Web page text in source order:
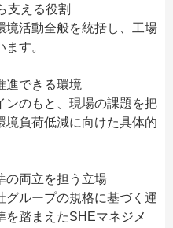
支える役割
境活動全般を統括し、工場
す。
進できる環境
ンのもと、現場の課題を把
境負荷低減に向けた具体的
両立を担う立場
グループの規格に基づく運
を踏まえたSHEマネジメ